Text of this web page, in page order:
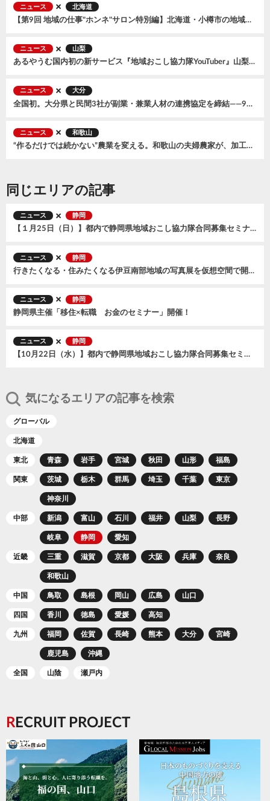
ニュース 北海道
【第9回 地域の仕事"ホンネ"サロン特別編】北海道・小樽市の地域おこし協力隊募集説明会〜まちの未来をつくる３つのミッション〜 を開催、全国から57名が参加
ニュース 山梨
あるやうむ国内初の新サービス『地域おこし協力隊YouTuber』山梨県笛吹市で開始。2026年7月に『森風美』が着任
ニュース 大分
全国初。大分県と民間3社が副業・兼業人材の連携協定を締結——9月からオンラインマッチング交流会もスタート
ニュース 和歌山
“作るだけでは続かない”農業を変える。和歌山の夫婦農家が、加工品とECで広げる小規模農家の可能性
同じエリアの記事
ニュース 静岡
【１月25日（日）】都内で静岡県地域おこし協力隊合同募集セミナーを開催します
ニュース 静岡
行きたくなる・住みたくなる伊豆南部地域の写真展を仮想空間で開催！
ニュース 静岡
静岡県主催「移住×転職 お金のセミナー」開催！
ニュース 静岡
【10月22日（水）】都内で静岡県地域おこし協力隊合同募集セミナーを開催します
気になるエリアの記事を検索
グローバル
北海道
東北 青森 岩手 宮城 秋田 山形 福島
関東 茨城 栃木 群馬 埼玉 千葉 東京
神奈川
中部 新潟 富山 石川 福井 山梨 長野
岐阜 静岡 愛知
近畿 三重 滋賀 京都 大阪 兵庫 奈良
和歌山
中国 鳥取 島根 岡山 広島 山口
四国 香川 徳島 愛媛 高知
九州 福岡 佐賀 長崎 熊本 大分 宮崎
鹿児島 沖縄
全国 山陰 瀬戸内
RECRUIT PROJECT